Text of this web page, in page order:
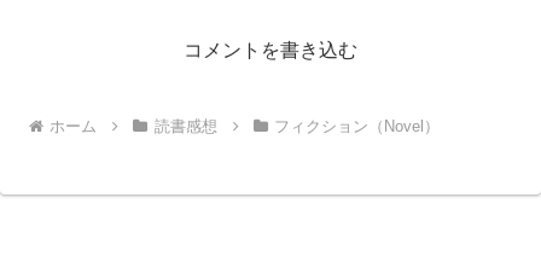
コメントを書き込む
ホーム 読書感想 フィクション（Novel）